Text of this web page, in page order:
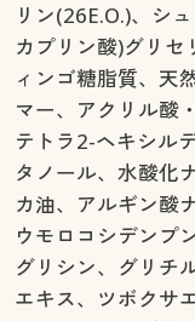
リン(26E.O.)、シ
カプリン酸)グリセ
ィンゴ糖脂質、天
マー、アクリル酸
テトラ2-ヘキシル
タノール、水酸化
カ油、アルギン酸
ウモロコシデンプ
グリシン、グリチ
エキス、ツボクサ